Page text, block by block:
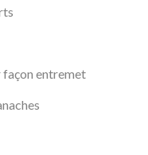
entremet